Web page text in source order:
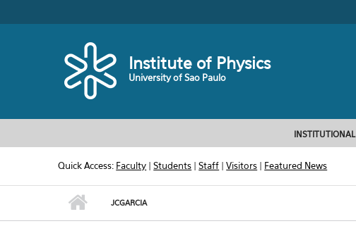
Institute of Physics
University of Sao Paulo
INSTITUTIONAL
Quick Access: Faculty |Students |Staff |Visitors | Featured News
JCGARCIA